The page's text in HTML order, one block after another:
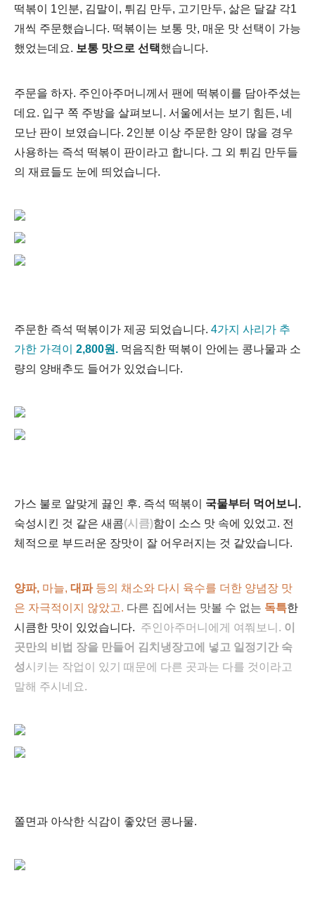
떡볶이 1인분, 김말이, 튀김 만두, 고기만두, 삶은 달걀 각1
개씩 주문했습니다. 떡볶이는 보통 맛, 매운 맛 선택이 가능
했었는데요. 보통 맛으로 선택했습니다.
주문을 하자. 주인아주머니께서 팬에 떡볶이를 담아주셨는
데요. 입구 쪽 주방을 살펴보니. 서울에서는 보기 힘든, 네
모난 판이 보였습니다. 2인분 이상 주문한 양이 많을 경우
사용하는 즉석 떡볶이 판이라고 합니다. 그 외 튀김 만두들
의 재료들도 눈에 띄었습니다.
주문한 즉석 떡볶이가 제공 되었습니다. 4가지 사리가 추
가한 가격이
2,800원. 먹음직한 떡볶이 안에는 콩나물과 소
량의 양배추도 들어가 있었습니다.
가스 불로 알맞게 끓인 후. 즉석 떡볶이 국물부터 먹어보니.
숙성시킨 것 같은 새콤(시큼)함이 소스 맛 속에 있었고. 전
체적으로 부드러운 장맛이 잘 어우러지는 것 같았습니다.
양파, 마늘, 대파등의 채소와 다시 육수를 더한 양념장 맛
은 자극적이지 않았고. 다른 집에서는 맛볼 수 없는 독특한
시큼한 맛이 있었습니다. 주인아주머니에게 여쭤보니. 이
곳만의 비법 장을 만들어 김치냉장고에 넣고 일정기간 숙
성시키는 작업이 있기 때문에 다른 곳과는 다를 것이라고
말해 주시네요.
쫄면과 아삭한 식감이 좋았던 콩나물.